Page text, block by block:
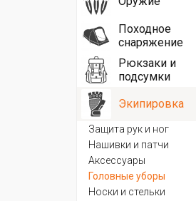
Походное
снаряжение
Рюкзаки и
подсумки
Экипировка
Защита рук и ног
Нашивки и патчи
Аксессуары
Головные уборы
Носки и стельки